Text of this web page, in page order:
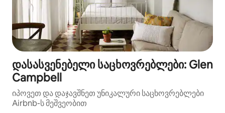
დასასვენებელი საცხოვრებლები: Glen
Campbell
იპოვეთ და დაჯავშნეთ უნიკალური საცხოვრებლები
Airbnb-ს მეშვეობით